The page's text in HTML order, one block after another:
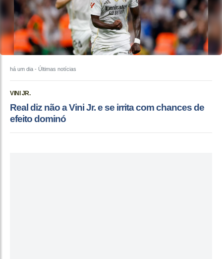
há um dia - Últimas notícias
VINI JR.
Real diz não a Vini Jr. e se irrita com chances de
efeito dominó